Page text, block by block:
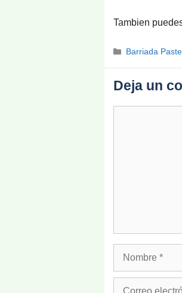
Tambien
Categorías
Barriada
Deja un